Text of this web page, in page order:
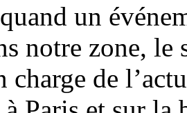
un
notre zone, le
charge de